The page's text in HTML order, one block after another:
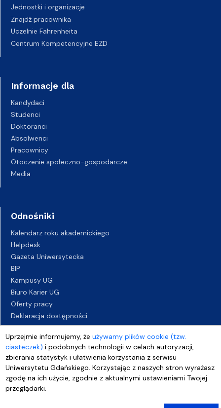
Uprzejmie informujemy, żeużywamy plików cookie (tzw.
ciasteczek) i podobnych technologii w celach autoryzacji,
zbierania statystyk i ułatwienia korzystania z serwisu
Uniwersytetu Gdańskiego. Korzystając z naszych stron wyrażasz
zgodę na ich użycie, zgodnie z aktualnymi ustawieniami Twojej
przeglądarki.
Jednostki i organizacje
Znajdź pracownika
Uczelnie Fahrenheita
Centrum Kompetencyjne EZD
Informacje dla
Kandydaci
Studenci
Doktoranci
Absolwenci
Pracownicy
Otoczenie społeczno-gospodarcze
Media
Odnośniki
Kalendarz roku akademickiego
Helpdesk
Gazeta Uniwersytecka
BIP
Kampusy UG
Biuro Karier UG
Oferty pracy
Deklaracja dostępności